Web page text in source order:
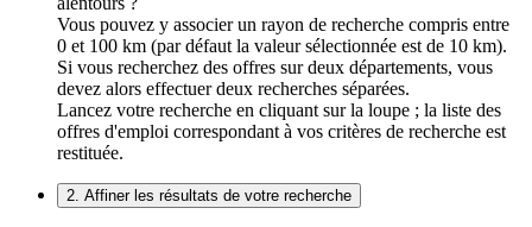
Vous pouvez y associer un rayon de recherche compris entre
0 et 100 km (par défaut la valeur sélectionnée est de 10 km).
Si vous recherchez des offres sur deux départements, vous
devez alors effectuer deux recherches séparées.
Lancez votre recherche en cliquant sur la loupe ; la liste des
offres d'emploi correspondant à vos critères de recherche est
restituée.
2. Affiner les résultats de votre recherche